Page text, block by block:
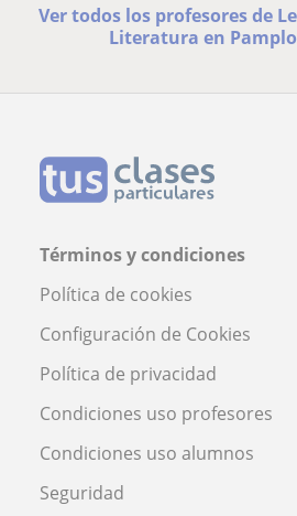
Ver todos los profesores de
Literatura en
Términos y condiciones
Política de cookies
Configuración de Cookies
Política de privacidad
Condiciones uso profesores
Condiciones uso alumnos
Seguridad